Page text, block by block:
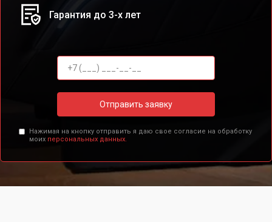
Гарантия до 3-х лет
Отправить заявку
Нажимая на кнопку отправить я даю свое согласие на обработку
моих персональных данных.